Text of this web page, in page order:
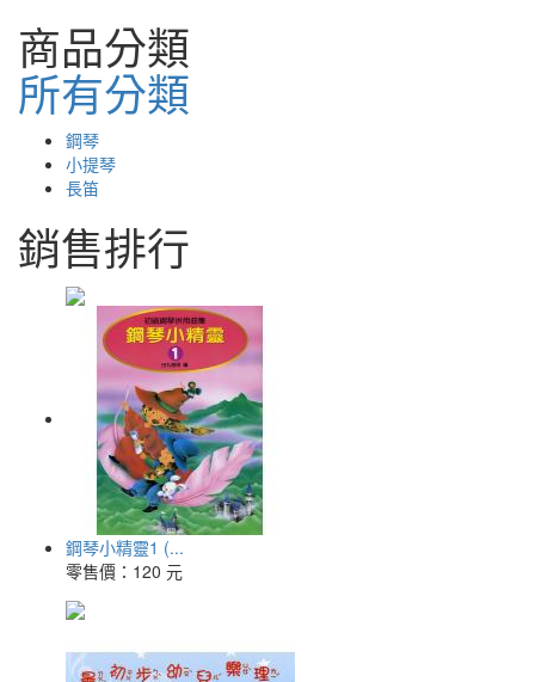
商品分類
所有分類
鋼琴
小提琴
長笛
銷售排行
鋼琴小精靈1 (...
零售價： 120 元